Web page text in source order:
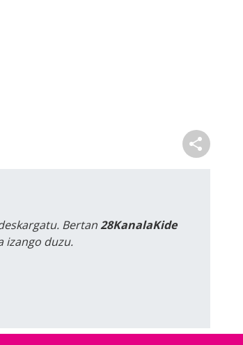
Bertan28KanalaKide
izango duzu.